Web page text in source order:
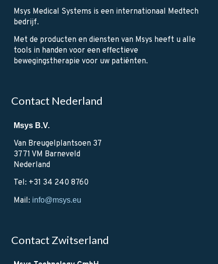
Msys Medical Systems is een internationaal Medtech
bedrijf.
Met de producten en diensten van Msys heeft u alle
tools in handen voor een effectieve
bewegingstherapie voor uw patiënten.
Contact Nederland
Msys B.V.
Van Breugelplantsoen 37
3771 VM Barneveld
Nederland
Tel: +31 34 240 8760
Mail: info@msys.eu
Contact Zwitserland